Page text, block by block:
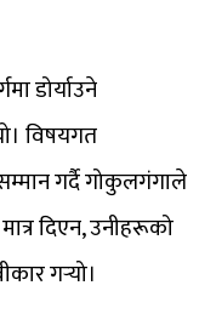
डोर्याउने
विषयगत
गर्दै गोकुलगंगाले
दिएन, उनीहरूको
गर्‍यो।